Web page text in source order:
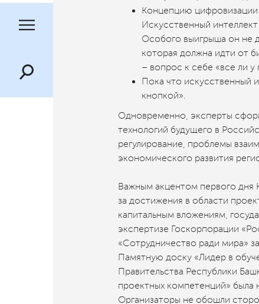
Концепцию
Искусственный
Особого выигрыша он не
которая должна идти от
– вопрос к себе «все ли у
Пока что искусственный
кнопкой».
Одновременно, эксперты
технологий будущего в
регулирование, проблемы
экономического развития
Важным акцентом первого
за достижения в области
капитальным вложениям,
экспертизе Госкорпорации
«Сотрудничество ради мира»
Памятную доску «Лидер в
Правительства Республики
проектных компетенций»
Организаторы не обошли